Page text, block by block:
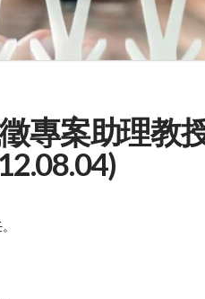
專案助理教